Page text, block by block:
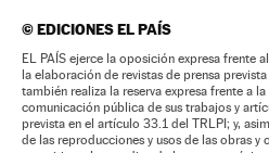
©EDICIONES EL PAÍS
EL PAÍS ejerce la oposición expresa frente
la elaboración de revistas de prensa
también realiza la reserva expresa frente a
comunicación pública de sus trabajos y
prevista en el artículo 33.1 del TRLPI; y,
de las reproducciones y usos de las obras y